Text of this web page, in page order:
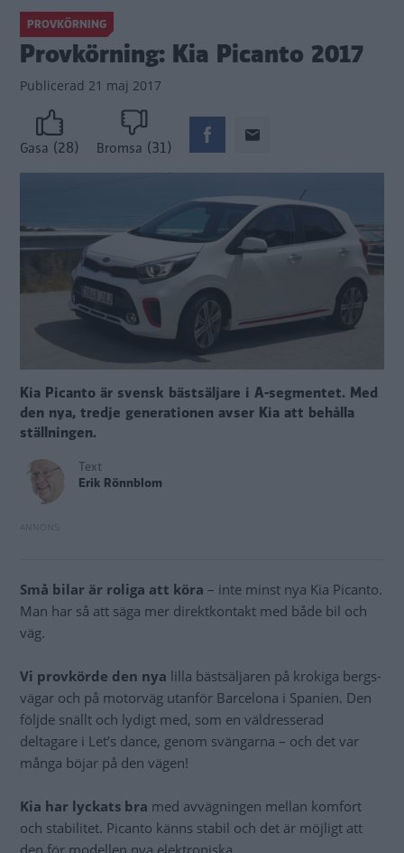
PROVKÖRNING
Provkörning: Kia Picanto 2017
Publicerad 21 maj 2017
Gasa (28) Bromsa (31)
Kia Picanto är svensk bästsäljare i A-segmentet. Med
den nya, tredje generationen avser Kia att behålla
ställningen.
Text
Erik Rönnblom
Små bilar är roliga att köra – inte minst nya Kia Picanto.
Man har så att säga mer direktkontakt med både bil och
väg.
Vi provkörde den nya lilla bästsäljaren på krokiga bergs-
vägar och på motorväg utanför Barcelona i Spanien. Den
följde snällt och lydigt med, som en väldresserad
deltagare i Let’s dance, genom svängarna – och det var
många böjar på den vägen!
Kia har lyckats bra med avvägningen mellan komfort
och stabilitet. Picanto känns stabil och det är möjligt att